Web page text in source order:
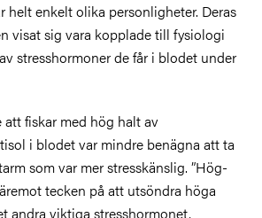
helt enkelt olika personligheter. Deras
visat sig vara kopplade till fysiologi
stresshormoner de får i blodet under
fiskar med hög halt av
i blodet var mindre benägna att ta
som var mer stresskänslig. ”Hög-
tecken på att utsöndra höga
andra viktiga stresshormonet,